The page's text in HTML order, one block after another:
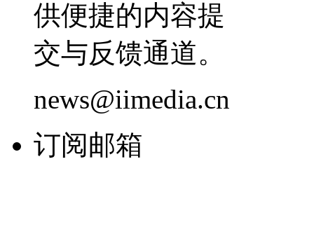
供便捷的内容提
交与反馈通道。
news@iimedia.cn
订阅邮箱